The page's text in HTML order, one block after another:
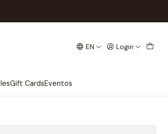
EN Login
Gift CardsEventos